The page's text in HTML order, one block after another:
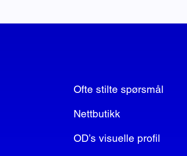
Ofte stilte spørsmål
Nettbutikk
OD’s visuelle profil